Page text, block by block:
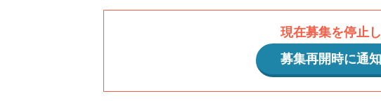
現在募集を停止
募集再開時に通